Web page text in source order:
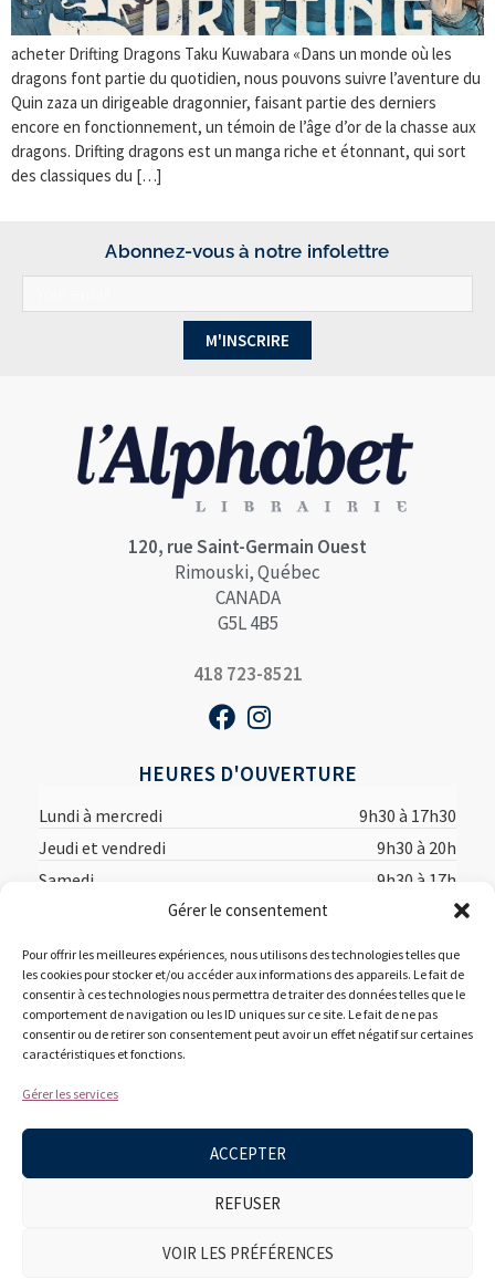
Gérer le consentement
Pour offrir les meilleures expériences, nous utilisons des technologies telles que
les cookies pour stocker et/ou accéder aux informations des appareils. Le fait de
consentir à ces technologies nous permettra de traiter des données telles que le
comportement de navigation ou les ID uniques sur ce site. Le fait de ne pas
consentir ou de retirer son consentement peut avoir un effet négatif sur certaines
caractéristiques et fonctions.
Gérer les services
ACCEPTER
REFUSER
VOIR LES PRÉFÉRENCES
acheter Drifting Dragons Taku Kuwabara «Dans un monde où les
dragons font partie du quotidien, nous pouvons suivre l’aventure du
Quin zaza un dirigeable dragonnier, faisant partie des derniers
encore en fonctionnement, un témoin de l’âge d’or de la chasse aux
dragons. Drifting dragons est un manga riche et étonnant, qui sort
des classiques du […]
Abonnez-vous à notre infolettre
M'INSCRIRE
120, rue Saint-Germain Ouest
Rimouski, Québec
CANADA
G5L 4B5
418 723-8521
HEURES D'OUVERTURE
Lundi à mercredi
9h30 à 17h30
Jeudi et vendredi
9h30 à 20h
Samedi
9h30 à 17h
12h à 17h
Accueil